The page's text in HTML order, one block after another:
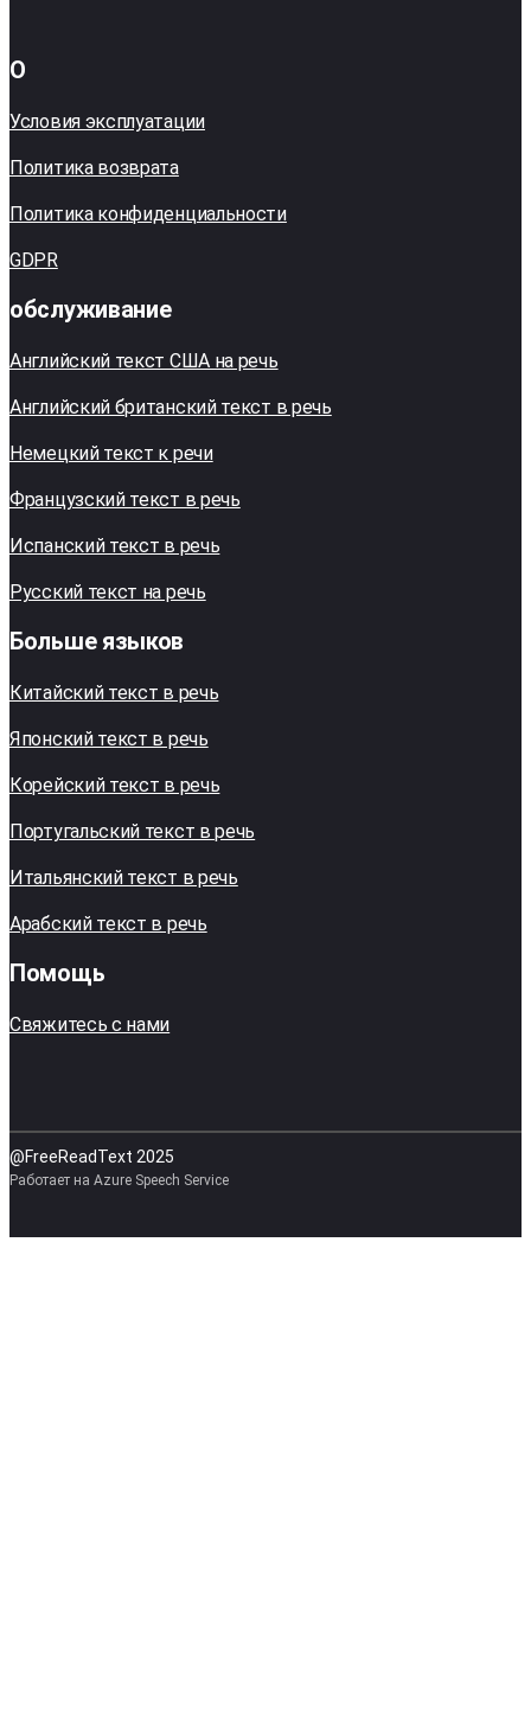
О
Условия эксплуатации
Политика возврата
Политика конфиденциальности
GDPR
обслуживание
Английский текст США на речь
Английский британский текст в речь
Немецкий текст к речи
Французский текст в речь
Испанский текст в речь
Русский текст на речь
Больше языков
Китайский текст в речь
Японский текст в речь
Корейский текст в речь
Португальский текст в речь
Итальянский текст в речь
Арабский текст в речь
Помощь
Свяжитесь с нами
@FreeReadText 2025
Работает на Azure Speech Service